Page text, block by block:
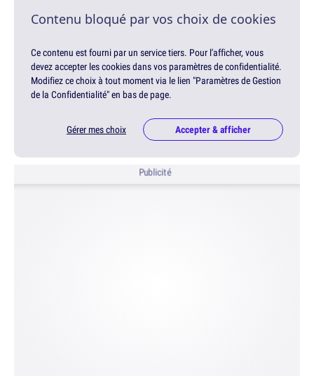
Contenu bloqué par vos choix de cookies
Ce contenu est fourni par un service tiers. Pour l'afficher, vous
devez accepter les cookies dans vos paramètres de confidentialité.
Modifiez ce choix à tout moment via le lien "Paramètres de Gestion
de la Confidentialité" en bas de page.
Gérer mes choix Accepter & afficher
Publicité